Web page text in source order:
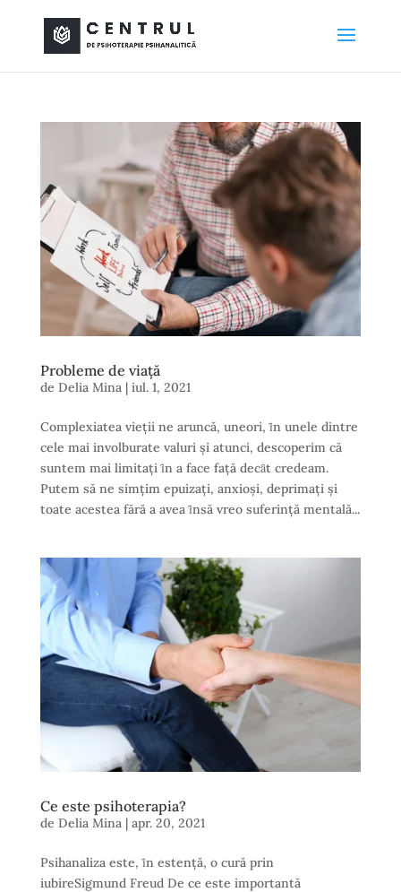
Probleme de viaţă
de Delia Mina| iul. 1, 2021
Complexiatea vieţii ne aruncă, uneori, ȋn unele dintre
cele mai involburate valuri şi atunci, descoperim că
suntem mai limitaţi ȋn a face faţă decȃt credeam.
Putem să ne simţim epuizaţi, anxioşi, deprimaţi şi
toate acestea fără a avea ȋnsă vreo suferinţă mentală...
Ce este psihoterapia?
de Delia Mina| apr. 20, 2021
Psihanaliza este, ȋn estenţă, o cură prin
iubireSigmund Freud De ce este importantă